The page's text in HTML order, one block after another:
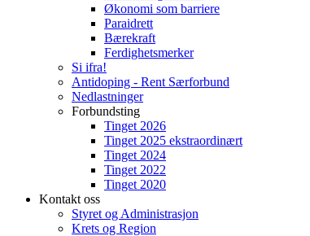
Økonomi som barriere
Paraidrett
Bærekraft
Ferdighetsmerker
Si ifra!
Antidoping - Rent Særforbund
Nedlastninger
Forbundsting
Tinget 2026
Tinget 2025 ekstraordinært
Tinget 2024
Tinget 2022
Tinget 2020
Kontakt oss
Styret og Administrasjon
Krets og Region